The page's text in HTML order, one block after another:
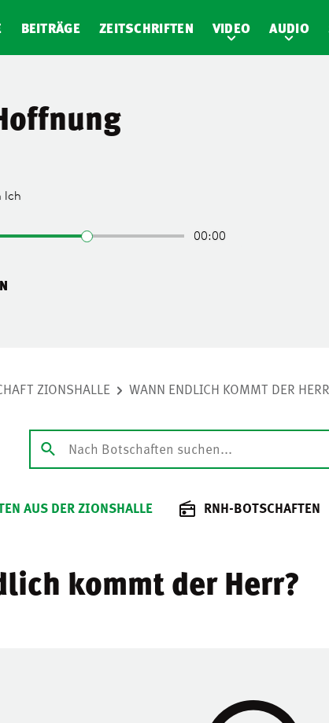
BEITRÄGE ZEITSCHRIFTEN VIDEO AUDIO
ZIONSHALLE WANN ENDLICH KOMMT DER
AUS DER ZIONSHALLE RNH-BOTSCHAFTEN
kommt der Herr?